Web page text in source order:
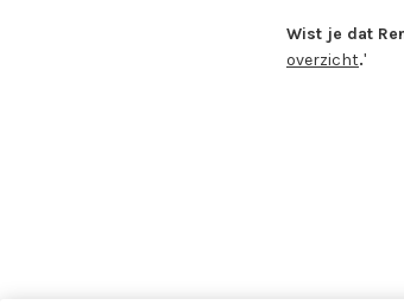
Wist je dat
overzicht.'